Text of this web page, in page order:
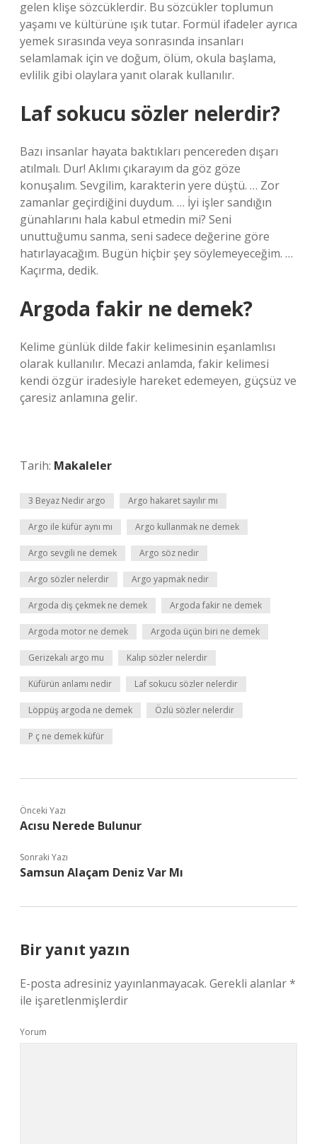
gelen klişe sözcüklerdir. Bu sözcükler toplumun
yaşamı ve kültürüne ışık tutar. Formül ifadeler ayrıca
yemek sırasında veya sonrasında insanları
selamlamak için ve doğum, ölüm, okula başlama,
evlilik gibi olaylara yanıt olarak kullanılır.
Laf sokucu sözler nelerdir?
Bazı insanlar hayata baktıkları pencereden dışarı
atılmalı. Dur! Aklımı çıkarayım da göz göze
konuşalım. Sevgilim, karakterin yere düştü. … Zor
zamanlar geçirdiğini duydum. … İyi işler sandığın
günahlarını hala kabul etmedin mi? Seni
unuttuğumu sanma, seni sadece değerine göre
hatırlayacağım. Bugün hiçbir şey söylemeyeceğim. …
Kaçırma, dedik.
Argoda fakir ne demek?
Kelime günlük dilde fakir kelimesinin eşanlamlısı
olarak kullanılır. Mecazi anlamda, fakir kelimesi
kendi özgür iradesiyle hareket edemeyen, güçsüz ve
çaresiz anlamına gelir.
Tarih: Makaleler
3 Beyaz Nedir argo Argo hakaret sayılır mı
Argo ile küfür aynı mı Argo kullanmak ne demek
Argo sevgili ne demek Argo söz nedir
Argo sözler nelerdir Argo yapmak nedir
Argoda diş çekmek ne demek Argoda fakir ne demek
Argoda motor ne demek Argoda üçün biri ne demek
Gerizekalı argo mu Kalıp sözler nelerdir
Küfürün anlamı nedir Laf sokucu sözler nelerdir
Löppüş argoda ne demek Özlü sözler nelerdir
P ç ne demek küfür
Önceki Yazı
Acısu Nerede Bulunur
Sonraki Yazı
Samsun Alaçam Deniz Var Mı
Bir yanıt yazın
E-posta adresiniz yayınlanmayacak. Gerekli alanlar*
ile işaretlenmişlerdir
Yorum